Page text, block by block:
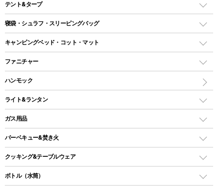
テント&タープ
テント
ツールームテント
ワンポールテント
シェルターテント
ソロテント
ロッジ型・オリジナルテント
タープ
スクエアタープ（レクタタープ）
メッシュタープ
寝袋・シュラフ・スリーピングバッグ
レクタングラー型（封筒型）シュラフ
インナーシュラフ
キャンピングベッド・コット・マット
キャンピングベッド・コット
インフレータブルマット
ファニチャー
アウトドアテーブル
レジャーシート
ハンモック
ライト&ランタン
LEDランタン
ガスランタン
オイルランタン
LEDライト
ガス用品
ガスバーナー
ガス缶
バーベキュー&焚き火
バーベキューコンロ、グリル
焚き火台タイプ（ロースタイル）グリル
クッキング&テーブルウェア
ダッチオーブン
ボトル（水筒）